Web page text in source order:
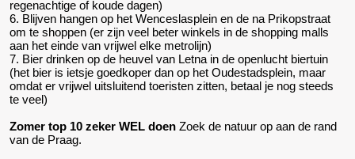
regenachtige of koude dagen)
6. Blijven hangen op het Wenceslasplein en de na Prikopstraat
om te shoppen (er zijn veel beter winkels in de shopping malls
aan het einde van vrijwel elke metrolijn)
7. Bier drinken op de heuvel van Letna in de openlucht biertuin
(het bier is ietsje goedkoper dan op het Oudestadsplein, maar
omdat er vrijwel uitsluitend toeristen zitten, betaal je nog steeds
te veel)
Zomer top 10 zeker WEL doen Zoek de natuur op aan de rand
van de Praag.